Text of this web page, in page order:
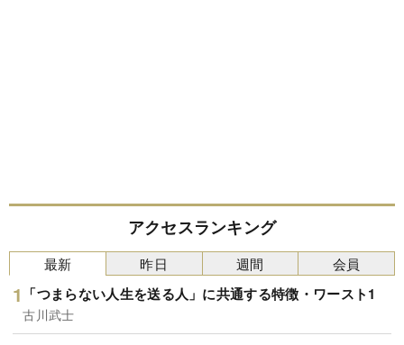
アクセスランキング
最新
「つまらない人生を送る人」に共通する特徴・ワースト1
古川武士
昨日 週間 会員